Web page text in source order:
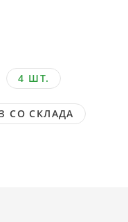
4 ШТ.
СО СКЛАДА